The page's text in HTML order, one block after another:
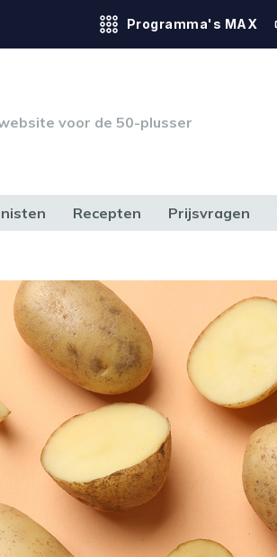
Programma's MAX
voor de 50-plusser
Recepten Prijsvragen